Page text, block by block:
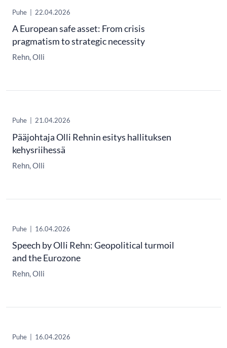
Puhe 22.04.2026
A European safe asset: From crisis
pragmatism to strategic necessity
Rehn, Olli
Puhe 21.04.2026
Pääjohtaja Olli Rehnin esitys hallituksen
kehysriihessä
Rehn, Olli
Puhe | 16.04.2026
Speech by Olli Rehn: Geopolitical turmoil
and the Eurozone
Rehn, Olli
Puhe 16.04.2026